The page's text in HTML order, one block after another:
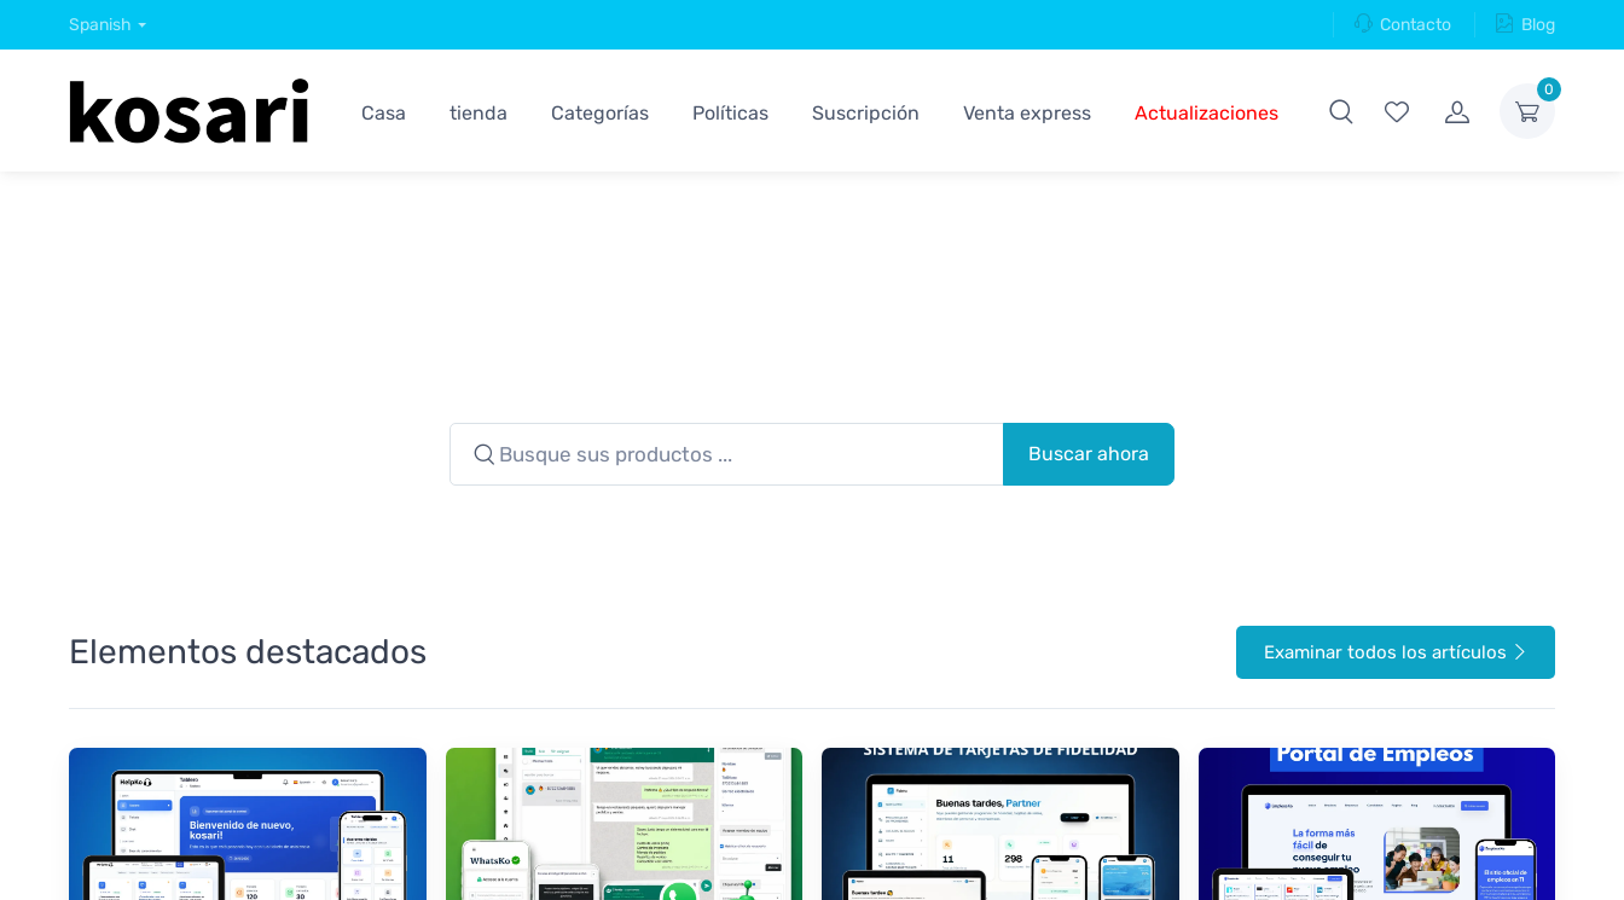
Spanish Contacto Blog
0
Casa tienda Categorías Políticas Suscripción Venta express Actualizaciones
Buscar ahora
Elementos destacados Examinar todos los artículos